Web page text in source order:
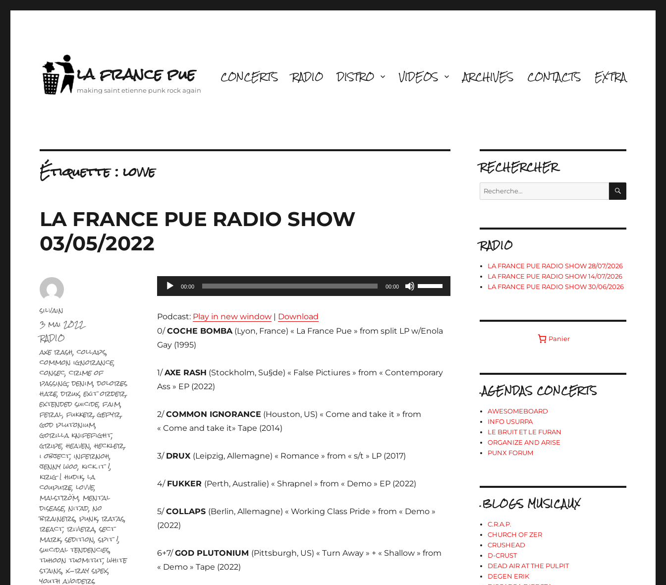
la france pue
making saint etienne punk rock again
CONCERTS RADIO DISTRO VIDEOS ARCHIVES CONTACTS EXTRA
Étiquette :lovve
LA FRANCE PUE RADIO SHOW
03/05/2022
Lecteur
audio
00:00 00:00
Utilisez
les
diminuer
Podcast: Play in new window| Download
0/COCHE BOMBA(Lyon, France) « La France Pue » from split LP w/Enola
Gay (1995)
1/AXE RASH (Stockholm, Su§de) « False Pictiures » from « Contemporary
Ass » EP (2022)
2/COMMON IGNORANCE (Houston, US) « Come and take it » from
« Come and take it» Tape (2014)
3/ DRUX (Leipzig, Allemagne) « Romance » from « s/t » LP (2017)
4/ FUKKER (Perth, Australie) « Shrapnel » from « Demo » EP (2022)
5/COLLAPS (Berlin, Allemagne) « Working Class Pride » from « Demo »
(2022)
6+7/GOD PLUTONIUM (Pittsburgh, US) « Turn Away » + « Shallow » from
« Demo » Tape (2022)
Auteur
silvain
Publié
le
3 mai 2022
Catégories
RADIO
Étiquettes
axe rash,collaps,
common ignorance,
consec,crime of
passing,denim,dolores
haze,drux,exit order,
extended suicide,faim,
feral,fukker,gefyr,
god plutonium,
gorilla knifefight,
gripe,heaven,heckler,
i object,infernoh,
jenny woo, kick it !,
krig I hudik,la
coupure,lovve,
malström,mental
disease,nitad,no
brainers,punk,ratas,
react,riviera,sect
mark,sedition,spit !,
suicidal tendencies,
tuhoon tuomitut,white
stains,x-ray spex,
youth avoiders
RECHERCHER
Recherche
RADIO
LA FRANCE PUE RADIO SHOW 28/07/2026
LA FRANCE PUE RADIO SHOW 14/07/2026
LA FRANCE PUE RADIO SHOW 30/06/2026
Panier
.AGENDAS CONCERTS
AWESOMEBOARD
INFO USURPA
LE BRUIT ET LE FURAN
ORGANIZE AND ARISE
PUNX FORUM
.BLOGS MUSICAUX
C.R.A.P.
CHURCH OF ZER
CRUSHEAD
D-CRUST
DEAD AIR AT THE PULPIT
DEGEN ERIK